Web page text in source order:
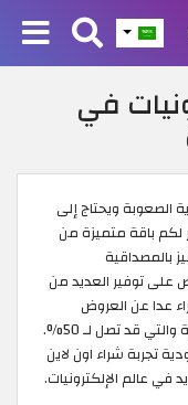
في
الصعوبة ويحتاج إلى
لكم باقة متميزة من
بالمصداقية
على توفير العديد من
عدا عن العروض
والخصومات المتجددة على الأجهزة الإلكترونية والتي قد تصل لـ 50%.
تجربة شراء اون لاين
عالم الإلكترونيات.